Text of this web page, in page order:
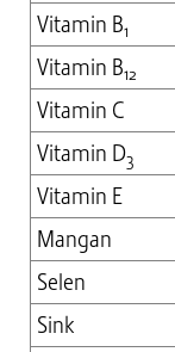
Vitamin B1
Vitamin B12
Vitamin C
Vitamin D3
Vitamin E
Mangan
Selen
Sink